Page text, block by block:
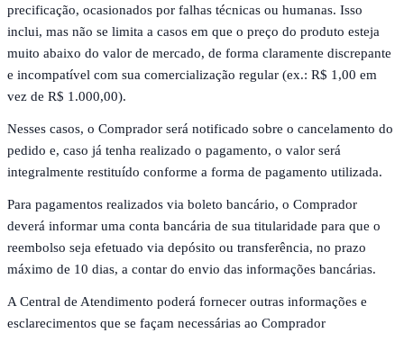
precificação, ocasionados por falhas técnicas ou humanas. Isso
inclui, mas não se limita a casos em que o preço do produto esteja
muito abaixo do valor de mercado, de forma claramente discrepante
e incompatível com sua comercialização regular (ex.: R$ 1,00 em
vez de R$ 1.000,00).
Nesses casos, o Comprador será notificado sobre o cancelamento do
pedido e, caso já tenha realizado o pagamento, o valor será
integralmente restituído conforme a forma de pagamento utilizada.
Para pagamentos realizados via boleto bancário, o Comprador
deverá informar uma conta bancária de sua titularidade para que o
reembolso seja efetuado via depósito ou transferência, no prazo
máximo de 10 dias, a contar do envio das informações bancárias.
A Central de Atendimento poderá fornecer outras informações e
esclarecimentos que se façam necessárias ao Comprador